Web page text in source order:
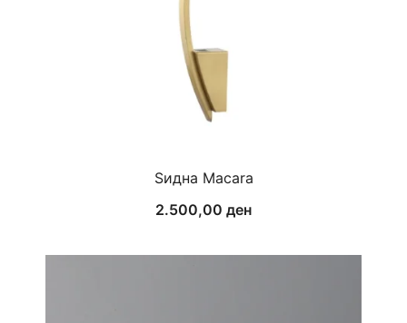
Ѕидна Macara
2.500,00 ден